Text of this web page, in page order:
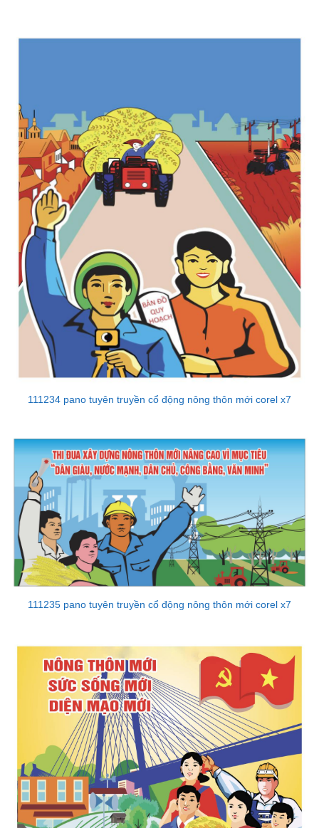
111234 pano tuyên truyền cổ động nông thôn mới corel x7
111235 pano tuyên truyền cổ động nông thôn mới corel x7